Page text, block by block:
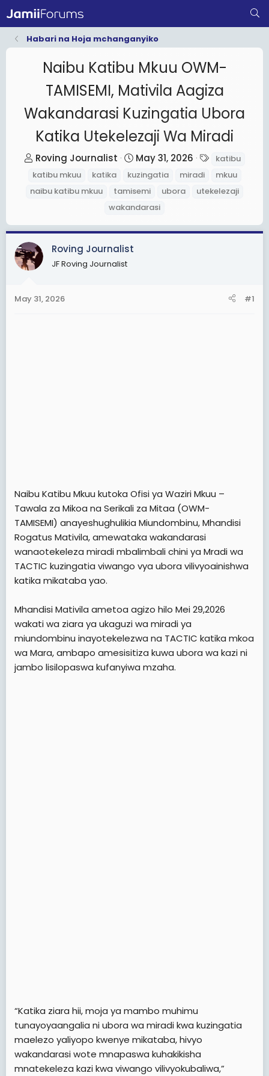
Habari na Hoja mchanganyiko
Naibu Katibu Mkuu OWM-
TAMISEMI, Mativila Aagiza
Wakandarasi Kuzingatia Ubora
Katika Utekelezaji Wa Miradi
T
h
d
s
t
a
t
Roving Journalist
S
t
d
May 31, 2026
a
g
katibu
katibu mkuu
katika kuzingatia miradi
mkuu
naibu katibu mkuu
tamisemi ubora
utekelezaji
wakandarasi
Roving Journalist
JF Roving Journalist
May 31, 2026 #1
Naibu Katibu Mkuu kutoka Ofisi ya Waziri Mkuu –
Tawala za Mikoa na Serikali za Mitaa (OWM-
TAMISEMI) anayeshughulikia Miundombinu, Mhandisi
Rogatus Mativila, amewataka wakandarasi
wanaotekeleza miradi mbalimbali chini ya Mradi wa
TACTIC kuzingatia viwango vya ubora vilivyoainishwa
katika mikataba yao.
Mhandisi Mativila ametoa agizo hilo Mei 29,2026
wakati wa ziara ya ukaguzi wa miradi ya
miundombinu inayotekelezwa na TACTIC katika mkoa
wa Mara, ambapo amesisitiza kuwa ubora wa kazi ni
jambo lisilopaswa kufanyiwa mzaha.
“Katika ziara hii, moja ya mambo muhimu
tunayoyaangalia ni ubora wa miradi kwa kuzingatia
maelezo yaliyopo kwenye mikataba, hivyo
wakandarasi wote mnapaswa kuhakikisha
mnatekeleza kazi kwa viwango vilivyokubaliwa,”